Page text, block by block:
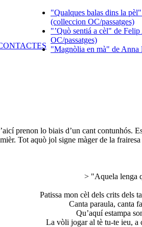
"Qualques balas dins la
(colleccion OC/passatges)
"’Quò sentiá a cèl" de
OC/passatges)
"Magnòlia en mà" de Anna
prenon lo biais d’un cant contunhós.
Tot aquò jol signe màger de la
> "Aquela lenga
Patissa mon cèl dels crits dels
Canta paraula, canta
Qu’aquí estampa
La vòli jogar al tè tu-te ieu, a